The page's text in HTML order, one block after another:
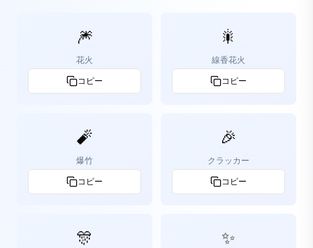
🎆
花火
コピー
🎇
線香花火
コピー
🧨
爆竹
コピー
🎉
クラッカー
コピー
🎊 ✨